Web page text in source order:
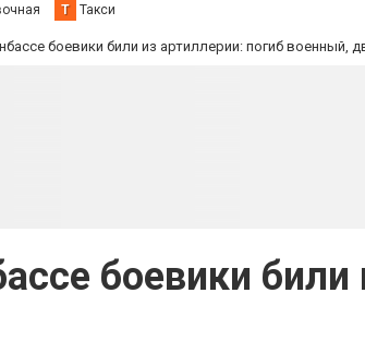
Т Такси
боевики били из артиллерии: погиб военный,
боевики